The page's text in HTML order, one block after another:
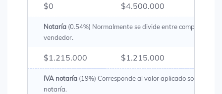
$0 $4.500.000
Notaría (0.54%) Normalmente se divide entre comprador y
vendedor.
$1.215.000 $1.215.000
IVA notaría (19%) Corresponde al valor aplicado sobre los
notaría.